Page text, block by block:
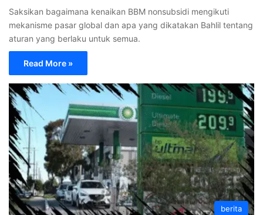
Saksikan bagaimana kenaikan BBM nonsubsidi mengikuti
mekanisme pasar global dan apa yang dikatakan Bahlil tentang
aturan yang berlaku untuk semua.
Read More »
berita